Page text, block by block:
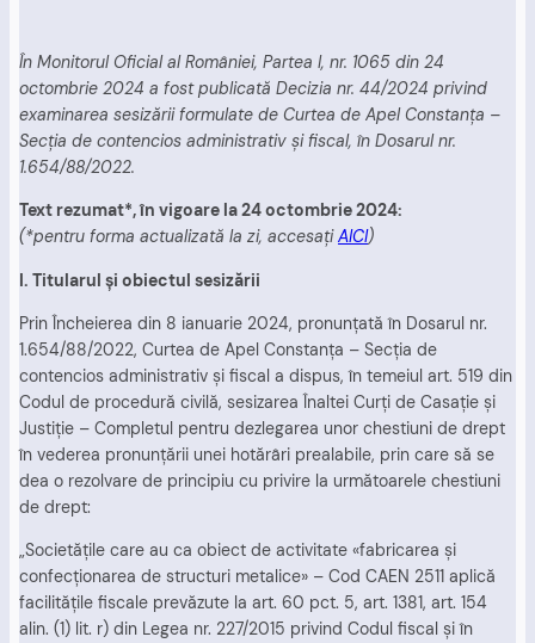
În Monitorul Oficial al României, Partea I, nr. 1065 din 24
octombrie 2024 a fost publicată Decizia nr. 44/2024 privind
examinarea sesizării formulate de Curtea de Apel Constanţa –
Secţia de contencios administrativ şi fiscal, în Dosarul nr.
1.654/88/2022.
Text rezumat*, în vigoare la 24 octombrie 2024:
(*pentru forma actualizată la zi, accesațiAICI)
I. Titularul şi obiectul sesizării
Prin Încheierea din 8 ianuarie 2024, pronunţată în Dosarul nr.
1.654/88/2022, Curtea de Apel Constanţa – Secţia de
contencios administrativ şi fiscal a dispus, în temeiul art. 519 din
Codul de procedură civilă, sesizarea Înaltei Curţi de Casaţie şi
Justiţie – Completul pentru dezlegarea unor chestiuni de drept
în vederea pronunţării unei hotărâri prealabile, prin care să se
dea o rezolvare de principiu cu privire la următoarele chestiuni
de drept:
„Societăţile care au ca obiect de activitate «fabricarea şi
confecţionarea de structuri metalice» – Cod CAEN 2511 aplică
facilităţile fiscale prevăzute la art. 60 pct. 5, art. 1381, art. 154
alin. (1) lit. r) din Legea nr. 227/2015 privind Codul fiscal şi în